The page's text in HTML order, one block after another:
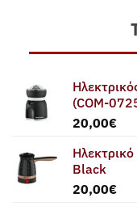
(COM-
20,00€
Black
20,00€